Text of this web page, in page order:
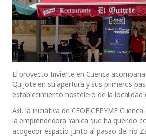
El proyecto Invierte en Cuenca
Quijote en su apertura y sus primeros
establecimiento hostelero de la localidad
Así, la iniciativa de CEOE CEPYME
la emprendedora Yanica que ha querido
acogedor espacio junto al paseo del río